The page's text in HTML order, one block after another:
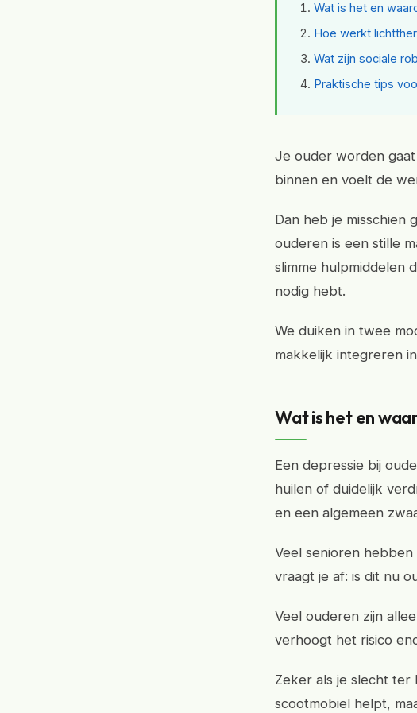
Wat is het en
Hoe werkt
Wat zijn sociale
Praktische tips
Je ouder worden
binnen en voelt de
Dan heb je misschien
ouderen is een stille
slimme hulpmiddelen
nodig hebt.
We duiken in twee
makkelijk integreren
Wat is het en
Een depressie bij
huilen of duidelijk
en een algemeen
Veel senioren
vraagt je af: is dit nu
Veel ouderen zijn
verhoogt het risico
Zeker als je slecht
scootmobiel helpt,